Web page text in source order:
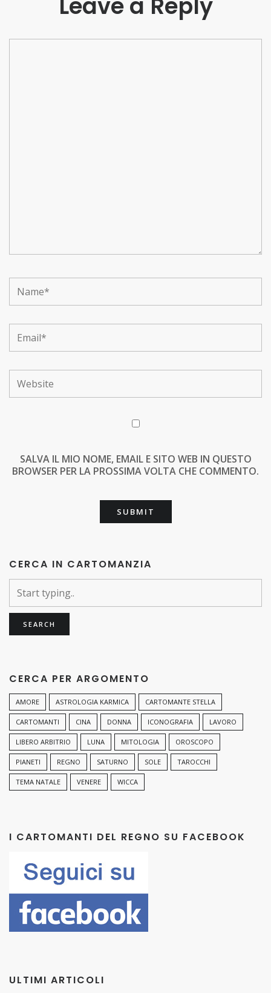
Leave a Reply
SALVA IL MIO NOME, EMAIL E SITO WEB IN QUESTO
BROWSER PER LA PROSSIMA VOLTA CHE COMMENTO.
CERCA IN CARTOMANZIA
CERCA PER ARGOMENTO
AMORE ASTROLOGIA KARMICA CARTOMANTE STELLA
CARTOMANTI CINA DONNA ICONOGRAFIA LAVORO
LIBERO ARBITRIO LUNA MITOLOGIA OROSCOPO
PIANETI REGNO SATURNO SOLE TAROCCHI
TEMA NATALE VENERE WICCA
I CARTOMANTI DEL REGNO SU FACEBOOK
ULTIMI ARTICOLI